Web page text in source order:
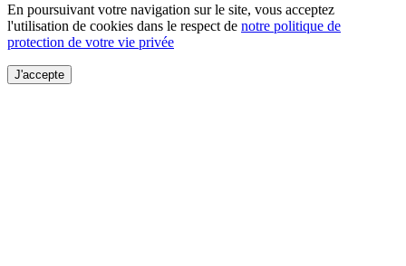
En poursuivant votre navigation sur le site, vous acceptez
l'utilisation de cookies dans le respect de notre politique de
protection de votre vie privée
J'accepte